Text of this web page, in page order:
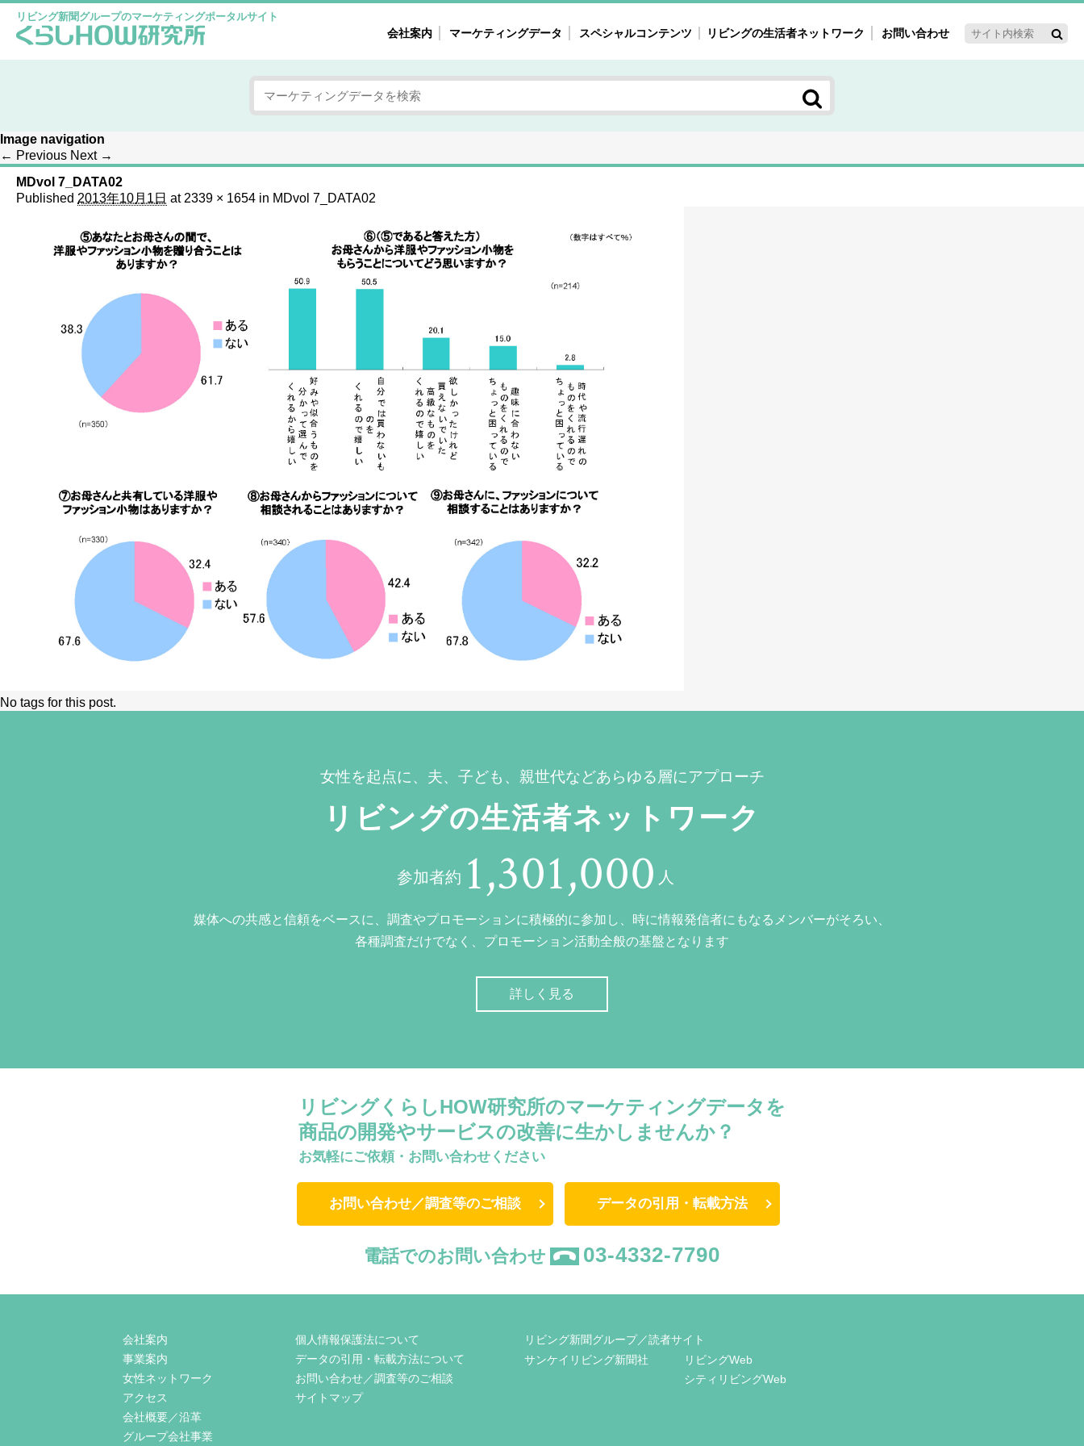
リビング新聞グループのマーケティングポータルサイト
会社案内 マーケティングデータ スペシャルコンテンツ
女性の気持ちと消費がリアルに見える
自主調査レポート
次にコレ来る!?
注目ターゲット・重点テーマ
40'ｓ～60'ｓマーケット研究室
母系新3世代消費研究室
女性のマーケットがリアルに見える
リビングの生活者ネットワーク お問い合わせ
Image navigation
← Previous Next →
MDvol 7_DATA02
Published 2013年10月1日 at 2339 × 1654 in MDvol 7_DATA02
No tags for this post.
女性を起点に、夫、子ども、親世代などあらゆる層にアプローチ
リビングの生活者ネットワーク
参加者約 1,301,000 人
媒体への共感と信頼をベースに、調査やプロモーションに積極的に参加し、時に情報発信者にもなるメンバーがそろい、
各種調査だけでなく、プロモーション活動全般の基盤となります
詳しく見る
リビングくらしHOW研究所のマーケティングデータを
商品の開発やサービスの改善に生かしませんか？
お気軽にご依頼・お問い合わせください
お問い合わせ／調査等のご相談 データの引用・転載方法
電話でのお問い合わせ 03-4332-7790
会社案内
事業案内
女性ネットワーク
アクセス
会社概要／沿革
グループ会社事業
個人情報保護法について
データの引用・転載方法について
お問い合わせ／調査等のご相談
サイトマップ
リビング新聞グループ／読者サイト
サンケイリビング新聞社
リビングWeb
シティリビングWeb